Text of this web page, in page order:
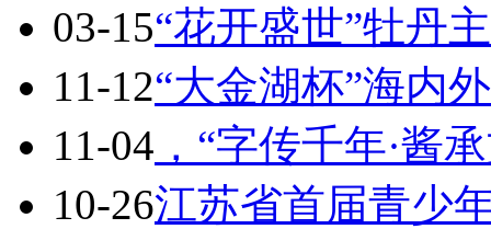
03-15“花开盛世”牡丹
11-12“大金湖杯”海内
11-04 ，“字传千年·酱
10-26江苏省首届青少